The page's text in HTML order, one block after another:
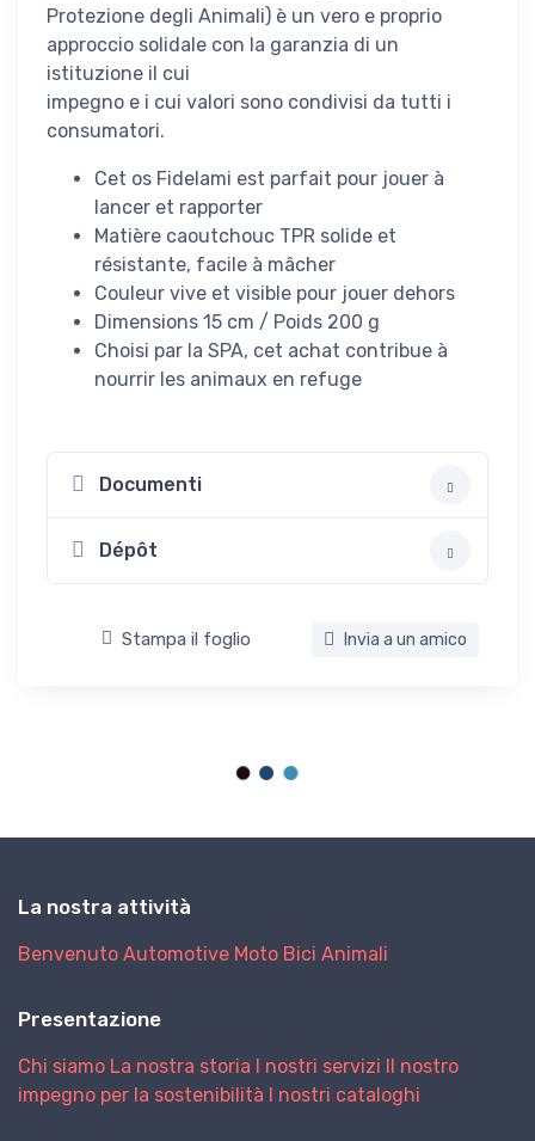
Protezione degli Animali) è un vero e proprio
approccio solidale con la garanzia di un
istituzione il cui
impegno e i cui valori sono condivisi da tutti i
consumatori.
Cet os Fidelami est parfait pour jouer à
lancer et rapporter
Matière caoutchouc TPR solide et
résistante, facile à mâcher
Couleur vive et visible pour jouer dehors
Dimensions 15 cm / Poids 200 g
Choisi par la SPA, cet achat contribue à
nourrir les animaux en refuge
Documenti
Dépôt
Stampa il foglio Invia a un amico
La nostra attività
Benvenuto Automotive Moto Bici Animali
Presentazione
Chi siamo La nostra storia I nostri servizi Il nostro
impegno per la sostenibilità I nostri cataloghi